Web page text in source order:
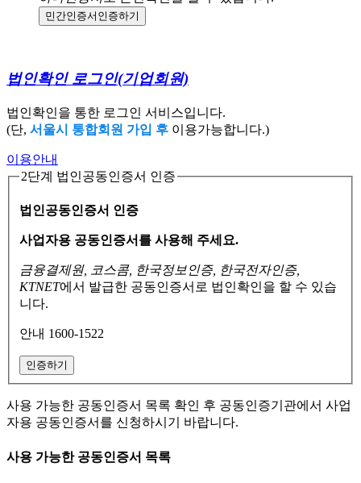
민간인증서 인증하기
법인확인 로그인(기업회원)
법인확인을 통한 로그인 서비스입니다.
(단, 서울시 통합회원 가입 후 이용가능합니다.)
이용안내
2단계 법인공동인증서 인증
법인공동인증서 인증
사업자용 공동인증서를 사용해 주세요.
금융결제원, 코스콤, 한국정보인증, 한국전자인증,
KTNET에서 발급한 공동인증서로 법인확인을 할 수 있습
니다.
안내 1600-1522
인증하기
사용 가능한 공동인증서 목록 확인 후 공동인증기관에서 사업
자용 공동인증서를 신청하시기 바랍니다.
사용 가능한 공동인증서 목록